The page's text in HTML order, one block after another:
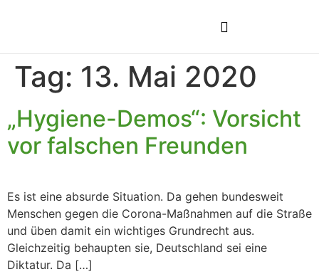
Tag: 13. Mai 2020
„Hygiene-Demos“: Vorsicht
vor falschen Freunden
Es ist eine absurde Situation. Da gehen bundesweit
Menschen gegen die Corona-Maßnahmen auf die Straße
und üben damit ein wichtiges Grundrecht aus.
Gleichzeitig behaupten sie, Deutschland sei eine
Diktatur. Da […]